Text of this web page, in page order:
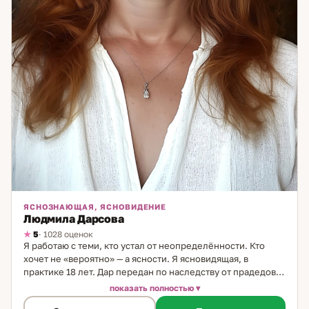
ЯСНОЗНАЮЩАЯ, ЯСНОВИДЕНИЕ
Людмила Дарсова
5· 1028 оценок
Я работаю с теми, кто устал от неопределённости. Кто
хочет не «вероятно» — а ясности. Я ясновидящая, в
практике 18 лет. Дар передан по наследству от прадедов:
сначала проявлялся спонтанно, потом я научилась
направлять его осознанно — видеть чётко, в динамике, с
показать полностью